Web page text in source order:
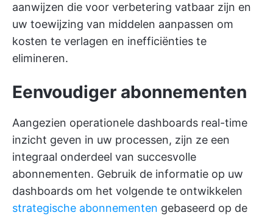
aanwijzen die voor verbetering vatbaar zijn en
uw toewijzing van middelen aanpassen om
kosten te verlagen en inefficiënties te
elimineren.
Eenvoudiger abonnementen
Aangezien operationele dashboards real-time
inzicht geven in uw processen, zijn ze een
integraal onderdeel van succesvolle
abonnementen. Gebruik de informatie op uw
dashboards om het volgende te ontwikkelen
strategische abonnementen gebaseerd op de